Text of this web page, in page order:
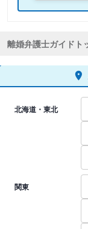
離婚弁護士ガイドト
北海道・東北
関東